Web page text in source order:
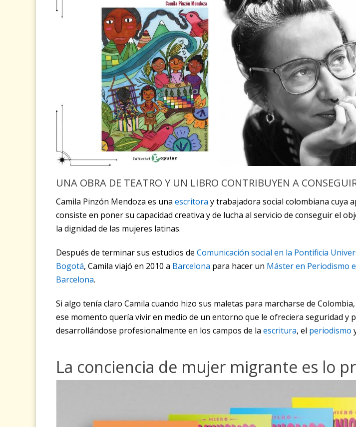
UNA OBRA DE TEATRO Y UN LIBRO CONTRIBUYEN A
Camila Pinzón Mendoza es una escritora y trabajadora social colombiana cuya
consiste en poner su capacidad creativa y de lucha al servicio de conseguir el
la dignidad de las mujeres latinas.
Después de terminar sus estudios de Comunicación social en la Pontificia
Bogotá, Camila viajó en 2010 a Barcelona para hacer un Máster en Periodismo
Barcelona.
Si algo tenía claro Camila cuando hizo sus maletas para marcharse de
ese momento quería vivir en medio de un entorno que le ofreciera seguridad y
desarrollándose profesionalmente en los campos de la escritura, el periodismo
La conciencia de mujer migrante es lo